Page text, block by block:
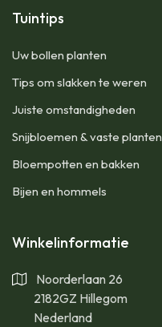
Tuintips
Uw bollen planten
Tips om slakken te weren
Juiste omstandigheden
Snijbloemen & vaste planten
Bloempotten en bakken
Bijen en hommels
Winkelinformatie
Noorderlaan 26
2182GZ Hillegom
Nederland